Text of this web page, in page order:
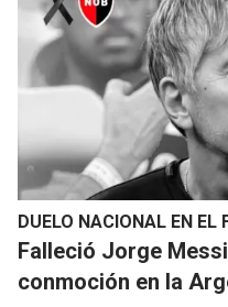
DUELO NACIONAL EN EL
Falleció Jorge
conmoción en la